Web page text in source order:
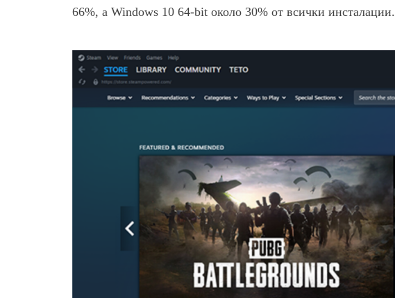
66%, а Windows 10 64-bit около 30% от всички инсталации.